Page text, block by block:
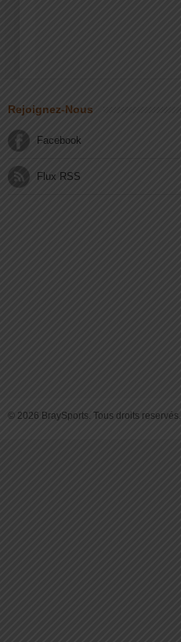
Rejoignez-Nous
Facebook
Flux RSS
© 2026 BraySports. Tous droits reservés.